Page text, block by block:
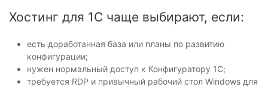
Хостинг для 1С чаще выбирают, если:
есть доработанная база или планы по развитию
конфигурации;
нужен нормальный доступ к Конфигуратору 1С;
требуется RDP и привычный рабочий стол Windows для